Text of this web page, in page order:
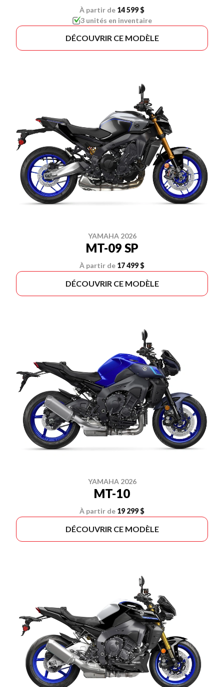
À partir de 14 599 $
3 unités en inventaire
DÉCOUVRIR CE MODÈLE
YAMAHA 2026
MT-09 SP
À partir de 17 499 $
DÉCOUVRIR CE MODÈLE
YAMAHA 2026
MT-10
À partir de 19 299 $
DÉCOUVRIR CE MODÈLE